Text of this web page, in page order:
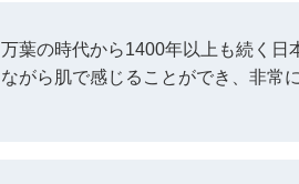
万葉の時代から1400年以上も続く日
ながら肌で感じることができ、非常